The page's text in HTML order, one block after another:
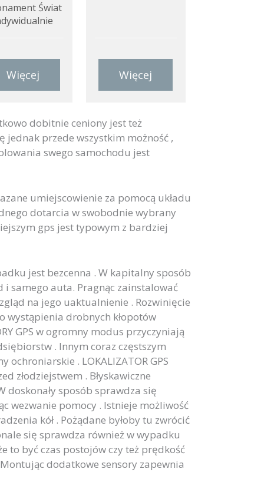
Świat
Więcej Więcej
dobitnie ceniony jest też
jednak przede wszystkim możność ,
swego samochodu jest
umiejscowienie za pomocą układu
dotarcia w swobodnie wybrany
gps jest typowym z bardziej
jest bezcenna . W kapitalny sposób
samego auta. Pragnąc zainstalować
na jego uaktualnienie . Rozwinięcie
wystąpienia drobnych kłopotów
GPS w ogromny modus przyczyniają
. Innym coraz częstszym
. LOKALIZATOR GPS
złodziejstwem . Błyskawiczne
doskonały sposób sprawdza się
wezwanie pomocy . Istnieje możliwość
kół . Pożądane byłoby tu zwrócić
się sprawdza również w wypadku
to być czas postojów czy też prędkość
dodatkowe sensory zapewnia